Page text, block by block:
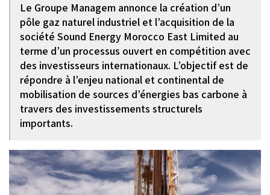
Le Groupe Managem annonce la création d’un
pôle gaz naturel industriel et l’acquisition de la
société Sound Energy Morocco East Limited au
terme d’un processus ouvert en compétition avec
des investisseurs internationaux. L’objectif est de
répondre à l’enjeu national et continental de
mobilisation de sources d’énergies bas carbone à
travers des investissements structurels
importants.